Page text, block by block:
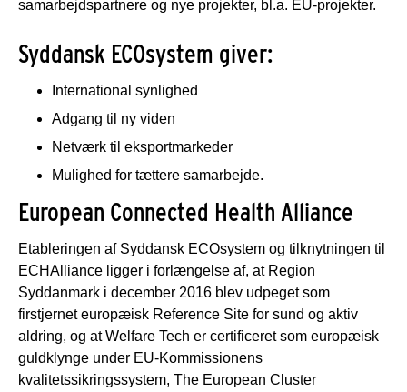
samarbejdspartnere og nye projekter, bl.a. EU-projekter.
Syddansk ECOsystem giver:
International synlighed
Adgang til ny viden
Netværk til eksportmarkeder
Mulighed for tættere samarbejde.
European Connected Health Alliance
Etableringen af Syddansk ECOsystem og tilknytningen til
ECHAlliance ligger i forlængelse af, at Region
Syddanmark i december 2016 blev udpeget som
firstjernet europæisk Reference Site for sund og aktiv
aldring, og at Welfare Tech er certificeret som europæisk
guldklynge under EU-Kommissionens
kvalitetssikringssystem, The European Cluster